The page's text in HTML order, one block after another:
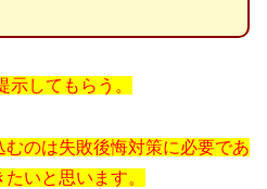
示してもらう。
のは失敗後悔対策に必要であ
いと思います。